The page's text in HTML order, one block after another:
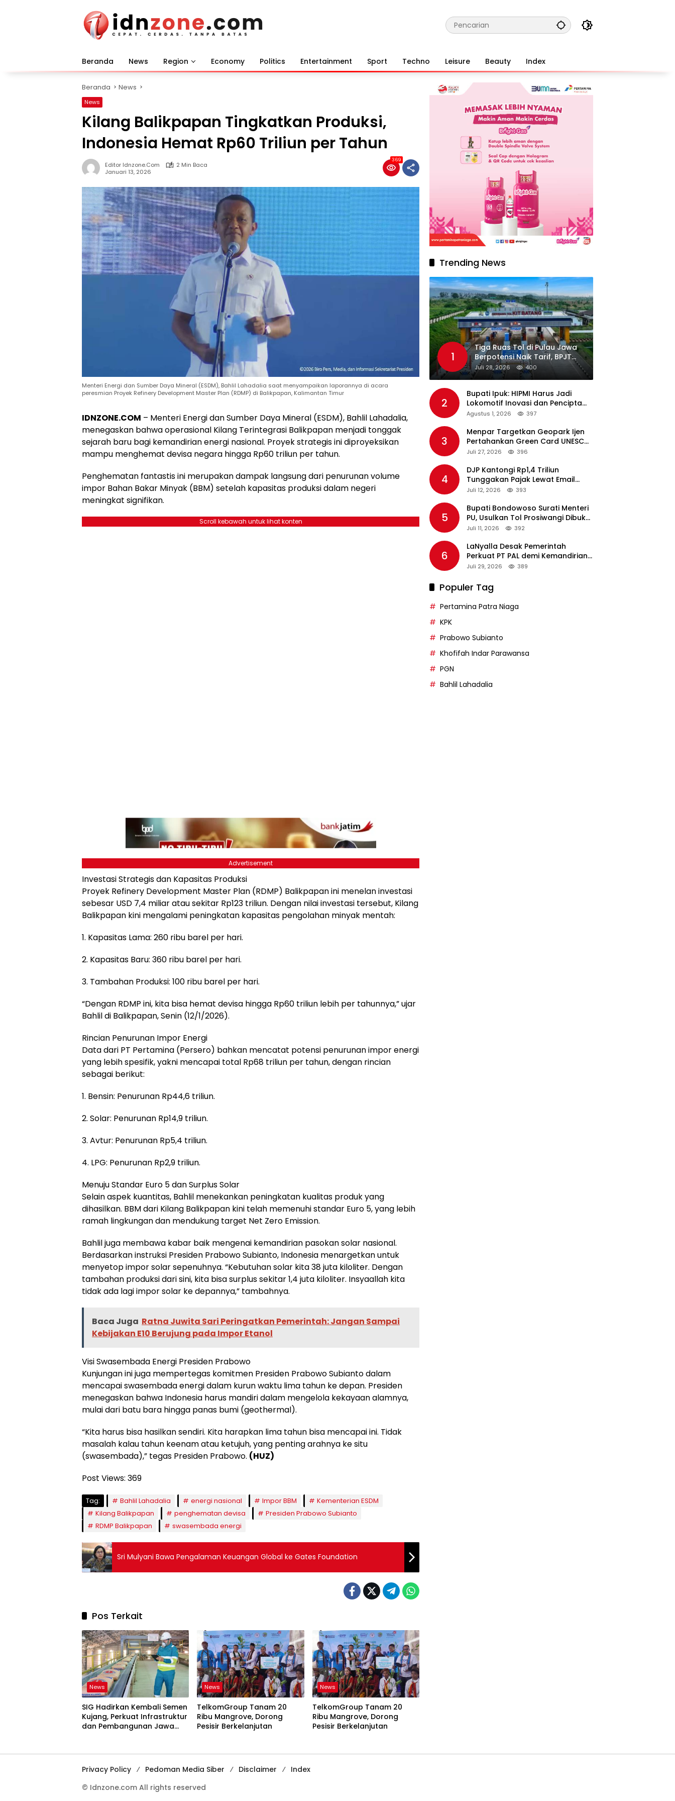
Beranda News Region Economy Politics Entertainment Sport Techno Leisure Beauty Index
Beranda News
News
Kilang Balikpapan Tingkatkan Produksi,
Indonesia Hemat Rp60 Triliun per Tahun
Editor Idnzone.com
2 Min Baca
Januari 13, 2026
369
Menteri Energi dan Sumber Daya Mineral (ESDM), Bahlil Lahadalia saat menyampaikan laporannya di acara
peresmian Proyek Refinery Development Master Plan (RDMP) di Balikpapan, Kalimantan Timur
IDNZONE.COM – Menteri Energi dan Sumber Daya Mineral (ESDM), Bahlil Lahadalia,
menegaskan bahwa operasional Kilang Terintegrasi Balikpapan menjadi tonggak
sejarah baru bagi kemandirian energi nasional. Proyek strategis ini diproyeksikan
mampu menghemat devisa negara hingga Rp60 triliun per tahun.
Penghematan fantastis ini merupakan dampak langsung dari penurunan volume
impor Bahan Bakar Minyak (BBM) setelah kapasitas produksi dalam negeri
meningkat signifikan.
Scroll kebawah untuk lihat konten
Advertisement
Investasi Strategis dan Kapasitas Produksi
Proyek Refinery Development Master Plan (RDMP) Balikpapan ini menelan investasi
sebesar USD 7,4 miliar atau sekitar Rp123 triliun. Dengan nilai investasi tersebut, Kilang
Balikpapan kini mengalami peningkatan kapasitas pengolahan minyak mentah:
1. Kapasitas Lama: 260 ribu barel per hari.
2. Kapasitas Baru: 360 ribu barel per hari.
3. Tambahan Produksi: 100 ribu barel per hari.
“Dengan RDMP ini, kita bisa hemat devisa hingga Rp60 triliun lebih per tahunnya,” ujar
Bahlil di Balikpapan, Senin (12/1/2026).
Rincian Penurunan Impor Energi
Data dari PT Pertamina (Persero) bahkan mencatat potensi penurunan impor energi
yang lebih spesifik, yakni mencapai total Rp68 triliun per tahun, dengan rincian
sebagai berikut:
1. Bensin: Penurunan Rp44,6 triliun.
2. Solar: Penurunan Rp14,9 triliun.
3. Avtur: Penurunan Rp5,4 triliun.
4. LPG: Penurunan Rp2,9 triliun.
Menuju Standar Euro 5 dan Surplus Solar
Selain aspek kuantitas, Bahlil menekankan peningkatan kualitas produk yang
dihasilkan. BBM dari Kilang Balikpapan kini telah memenuhi standar Euro 5, yang lebih
ramah lingkungan dan mendukung target Net Zero Emission.
Bahlil juga membawa kabar baik mengenai kemandirian pasokan solar nasional.
Berdasarkan instruksi Presiden Prabowo Subianto, Indonesia menargetkan untuk
menyetop impor solar sepenuhnya. “Kebutuhan solar kita 38 juta kiloliter. Dengan
tambahan produksi dari sini, kita bisa surplus sekitar 1,4 juta kiloliter. Insyaallah kita
tidak ada lagi impor solar ke depannya,” tambahnya.
Baca Juga Ratna Juwita Sari Peringatkan Pemerintah: Jangan Sampai
Kebijakan E10 Berujung pada Impor Etanol
Visi Swasembada Energi Presiden Prabowo
Kunjungan ini juga mempertegas komitmen Presiden Prabowo Subianto dalam
mencapai swasembada energi dalam kurun waktu lima tahun ke depan. Presiden
menegaskan bahwa Indonesia harus mandiri dalam mengelola kekayaan alamnya,
mulai dari batu bara hingga panas bumi (geothermal).
“Kita harus bisa hasilkan sendiri. Kita harapkan lima tahun bisa mencapai ini. Tidak
masalah kalau tahun keenam atau ketujuh, yang penting arahnya ke situ
(swasembada),” tegas Presiden Prabowo. (HUZ)
Post Views: 369
Tag: Bahlil Lahadalia energi nasional Impor BBM
Kementerian ESDM
Kilang Balikpapan
penghematan devisa
Presiden Prabowo Subianto
RDMP Balikpapan
swasembada energi
Sri Mulyani Bawa Pengalaman Keuangan Global ke Gates Foundation
Pos Terkait
News
SIG Hadirkan Kembali Semen
Kujang, Perkuat Infrastruktur
dan Pembangunan Jawa
News
TelkomGroup Tanam 20
Ribu Mangrove, Dorong
Pesisir Berkelanjutan
News
TelkomGroup Tanam 20
Ribu Mangrove, Dorong
Pesisir Berkelanjutan
Trending News
1
Tiga Ruas Tol di Pulau Jawa
Berpotensi Naik Tarif, BPJT
Tunggu Hasil Evaluasi
Standar Pelayanan
Juli 28, 2026 400
2
Bupati Ipuk: HIPMI Harus Jadi
Lokomotif Inovasi dan Pencipta
Lapangan Kerja
Agustus 1, 2026 397
3
Menpar Targetkan Geopark Ijen
Pertahankan Green Card UNESCO
pada Revalidasi Agustus 2026
Juli 27, 2026 396
4
DJP Kantongi Rp1,4 Triliun
Tunggakan Pajak Lewat Email
Pengingat, Total Piutang Masih
Juli 12, 2026 393
5
Bupati Bondowoso Surati Menteri
PU, Usulkan Tol Prosiwangi Dibuka
Sementara
Juli 11, 2026 392
6
LaNyalla Desak Pemerintah
Perkuat PT PAL demi Kemandirian
Industri Pertahanan Maritim
Juli 29, 2026 389
Populer Tag
Pertamina Patra Niaga
KPK
Prabowo Subianto
Khofifah Indar Parawansa
PGN
Bahlil Lahadalia
Privacy Policy Pedoman Media Siber Disclaimer
Index
© Idnzone.com All rights reserved